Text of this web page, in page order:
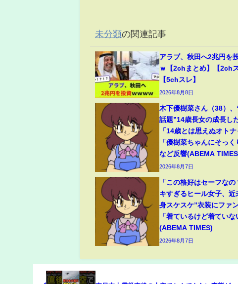
未分類の関連記事
アラブ、秋田へ2兆円を
ｗ【2chまとめ】【2chス
【5chスレ】
2026年8月8日
木下優樹菜さん（38）、
話題”14歳長女の成長し
「14歳とは思えぬオトナ
「優樹菜ちゃんにそっく
など反響(ABEMA
2026年8月7日
「この格好はセーフな
キすぎるヒール女子、近
身スケスケ”衣装にファ
「着ているけど着ていな
(ABEMA TIMES)
2026年8月7日